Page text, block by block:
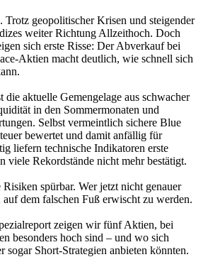
Trotz geopolitischer Krisen und steigender
weiter Richtung Allzeithoch. Doch
sich erste Risse: Der Abverkauf bei
Aktien macht deutlich, wie schnell sich
die aktuelle Gemengelage aus schwacher
in den Sommermonaten und
Selbst vermeintlich sichere Blue
bewertet und damit anfällig für
liefern technische Indikatoren erste
viele Rekordstände nicht mehr bestätigt.
spürbar. Wer jetzt nicht genauer
dem falschen Fuß erwischt zu werden.
zeigen wir fünf Aktien, bei
besonders hoch sind – und wo sich
sogar Short-Strategien anbieten könnten.